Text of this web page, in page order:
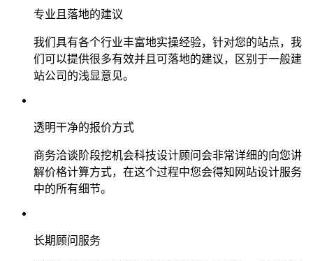
专业且落地的建议
我们具有各个行业丰富地实操经验，针对您的站点，我
们可以提供很多有效并且可落地的建议，区别于一般建
站公司的浅显意见。
透明干净的报价方式
商务洽谈阶段挖机会科技设计顾问会非常详细的向您讲
解价格计算方式，在这个过程中您会得知网站设计服务
中的所有细节。
长期顾问服务